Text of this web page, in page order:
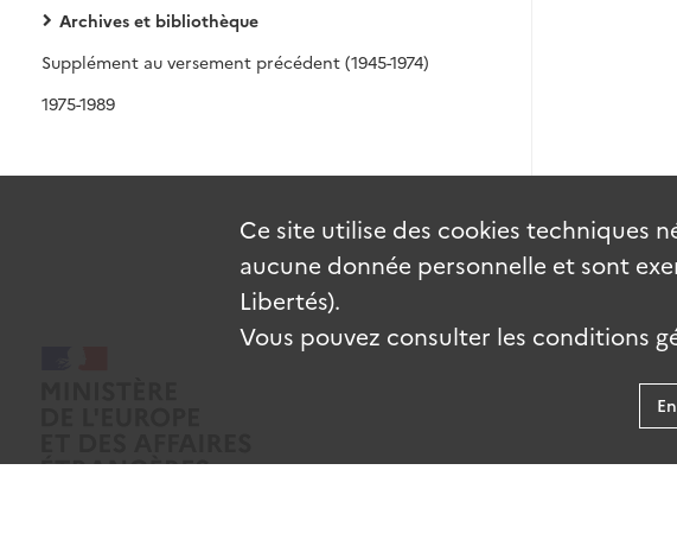
Archives et bibliothèque
Supplément au versement précédent (1945-1974)
1975-1989
Ce site utilise des cookies techniques
aucune donnée personnelle et sont
Libertés).
Vous pouvez consulter les conditions